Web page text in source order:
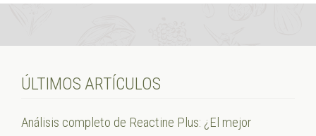
ÚLTIMOS ARTÍCULOS
Análisis completo de Reactine Plus: ¿El mejor